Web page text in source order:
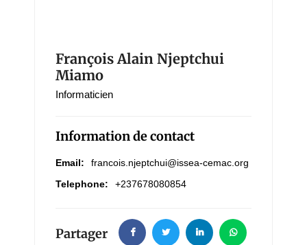
François Alain Njeptchui
Miamo
Informaticien
Information de contact
Email:
francois.njeptchui@issea-cemac.org
Telephone:
+237678080854
Partager